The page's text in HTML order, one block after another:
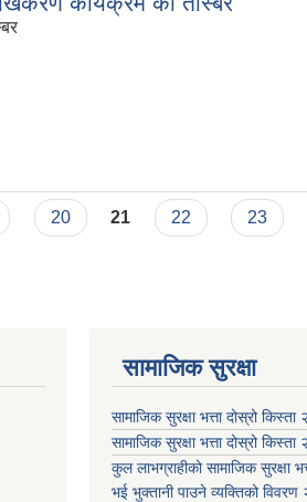
20 21 22 23
सामाजिक सुरक्षा
सामाजिक सुरक्षा भत्ता दोस्रो
सामाजिक सुरक्षा भत्ता दोस्रो
कुल लाभग्राहीको सामाजिक सुरक्षा
भई भुक्तानी पाउने व्यक्तिको